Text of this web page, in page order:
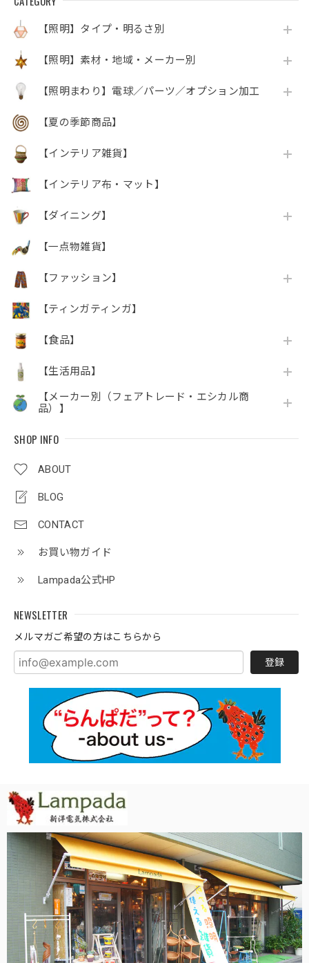
【照明】タイプ・明るさ別
【照明】素材・地域・メーカー別
【照明まわり】電球／パーツ／オプション加工
【夏の季節商品】
【インテリア雑貨】
【インテリア布・マット】
【ダイニング】
【一点物雑貨】
【ファッション】
【ティンガティンガ】
【食品】
【生活用品】
【メーカー別（フェアトレード・エシカル商
品）】
SHOP INFO
ABOUT
BLOG
CONTACT
お買い物ガイド
Lampada公式HP
NEWSLETTER
メルマガご希望の方はこちらから
登録